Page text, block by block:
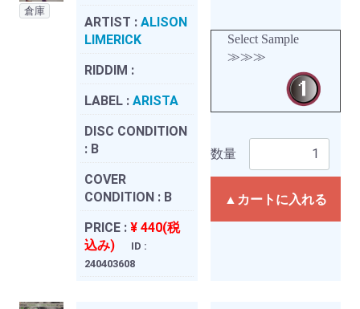
倉庫
ARTIST : ALISON
LIMERICK
RIDDIM :
LABEL : ARISTA
DISC CONDITION
: B
COVER
CONDITION : B
PRICE : ¥ 440(税
込み)
ID :
240403608
Select Sample
≫≫≫
数量
▲カートに入れる